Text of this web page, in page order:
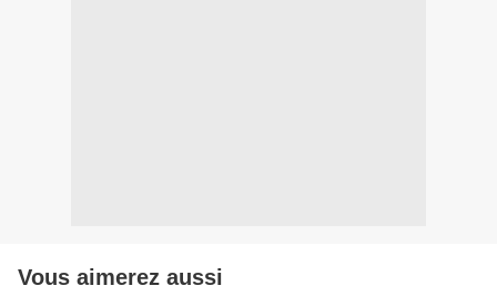
Vous aimerez aussi